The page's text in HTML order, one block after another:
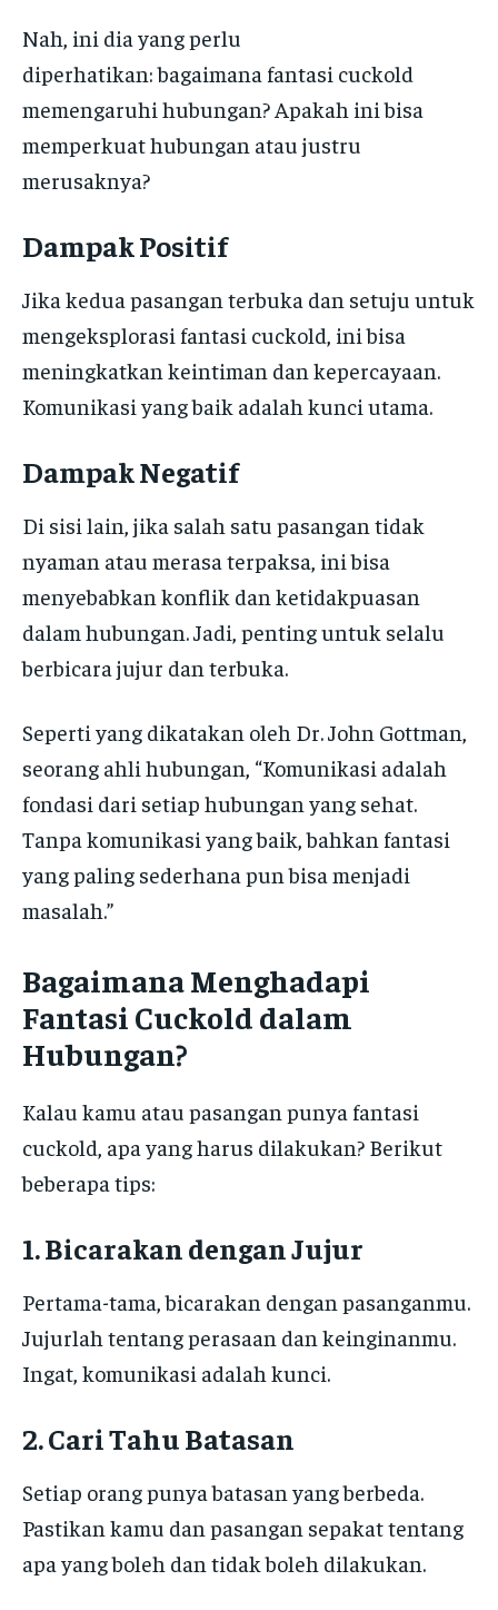
Nah, ini dia yang perlu
diperhatikan: bagaimana fantasi cuckold
memengaruhi hubungan? Apakah ini bisa
memperkuat hubungan atau justru
merusaknya?
Dampak Positif
Jika kedua pasangan terbuka dan setuju untuk
mengeksplorasi fantasi cuckold, ini bisa
meningkatkan keintiman dan kepercayaan.
Komunikasi yang baik adalah kunci utama.
Dampak Negatif
Di sisi lain, jika salah satu pasangan tidak
nyaman atau merasa terpaksa, ini bisa
menyebabkan konflik dan ketidakpuasan
dalam hubungan. Jadi, penting untuk selalu
berbicara jujur dan terbuka.
Seperti yang dikatakan oleh Dr. John Gottman,
seorang ahli hubungan, “Komunikasi adalah
fondasi dari setiap hubungan yang sehat.
Tanpa komunikasi yang baik, bahkan fantasi
yang paling sederhana pun bisa menjadi
masalah.”
Bagaimana Menghadapi
Fantasi Cuckold dalam
Hubungan?
Kalau kamu atau pasangan punya fantasi
cuckold, apa yang harus dilakukan? Berikut
beberapa tips:
1. Bicarakan dengan Jujur
Pertama-tama, bicarakan dengan pasanganmu.
Jujurlah tentang perasaan dan keinginanmu.
Ingat, komunikasi adalah kunci.
2. Cari Tahu Batasan
Setiap orang punya batasan yang berbeda.
Pastikan kamu dan pasangan sepakat tentang
apa yang boleh dan tidak boleh dilakukan.